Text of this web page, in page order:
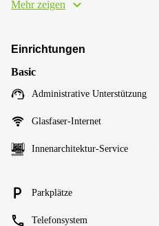
Mehr zeigen
Einrichtungen
Basic
Administrative Unterstützung
Glasfaser-Internet
Innenarchitektur-Service
Parkplätze
Telefonsystem